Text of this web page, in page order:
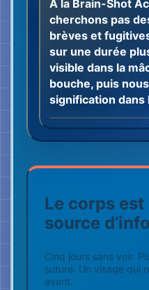
Cinq jours sans voir.
suture. Un visage qui
avant.
Le
grâce à
Je sentais le
La précision